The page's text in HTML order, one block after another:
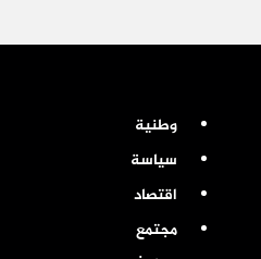
وطنية
سياسة
اقتصاد
مجتمع